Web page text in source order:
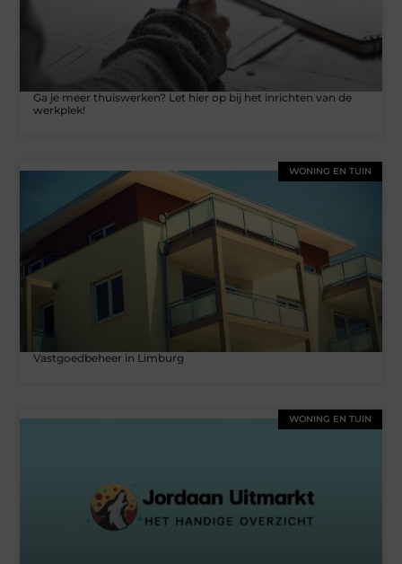
Ga je meer thuiswerken? Let hier op bij het inrichten van de
werkplek!
WONING EN TUIN
Vastgoedbeheer in Limburg
WONING EN TUIN